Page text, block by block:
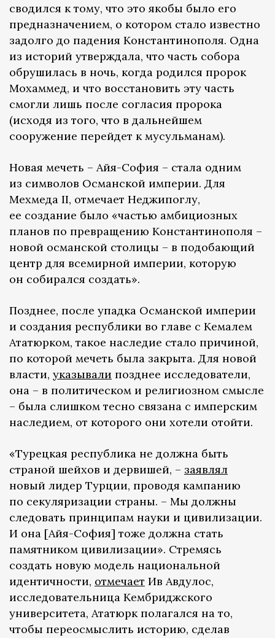
сводился к тому, что это якобы было его
предназначением, о котором стало известно
задолго до падения Константинополя. Одна
из историй утверждала, что часть собора
обрушилась в ночь, когда родился пророк
Мохаммед, и что восстановить эту часть
смогли лишь после согласия пророка
(исходя из того, что в дальнейшем
сооружение перейдет к мусульманам).
Новая мечеть – Айя-София – стала одним
из символов Османской империи. Для
Мехмеда II, отмечает Неджипоглу,
ее создание было «частью амбициозных
планов по превращению Константинополя –
новой османской столицы – в подобающий
центр для всемирной империи, которую
он собирался создать».
Позднее, после упадка Османской империи
и создания республики во главе с Кемалем
Ататюрком, такое наследие стало причиной,
по которой мечеть была закрыта. Для новой
власти, указывали позднее исследователи,
она – в политическом и религиозном смысле
– была слишком тесно связана с имперским
наследием, от которого они хотели отойти.
«Турецкая республика не должна быть
страной шейхов и дервишей, – заявлял
новый лидер Турции, проводя кампанию
по секуляризации страны. – Мы должны
следовать принципам науки и цивилизации.
И она [Айя-София] тоже должна стать
памятником цивилизации». Стремясь
создать новую модель национальной
идентичности, отмечает Ив Авдулос,
исследовательница Кембриджского
университета, Ататюрк полагался на то,
чтобы переосмыслить историю, сделав